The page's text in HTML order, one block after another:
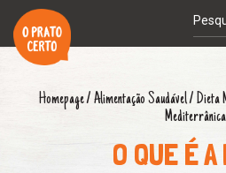
Homepage/ Alimentação Saudável/ Dieta
O QUE É